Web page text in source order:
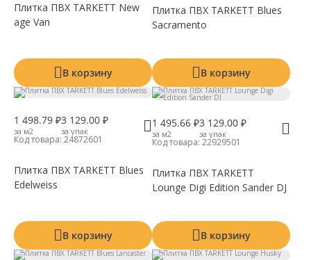
Плитка ПВХ TARKETT New
age Van
В корзину
Плитка ПВХ TARKETT Blues
Sacramento
В корзину
1 498.79 ₽
за м2
3 129.00 ₽
за упак
Код товара: 24872601
Плитка ПВХ TARKETT Blues
Edelweiss
В корзину
1 495.66 ₽
за м2
3 129.00 ₽
за упак
Код товара: 22929501
Плитка ПВХ TARKETT
Lounge Digi Edition Sander DJ
В корзину